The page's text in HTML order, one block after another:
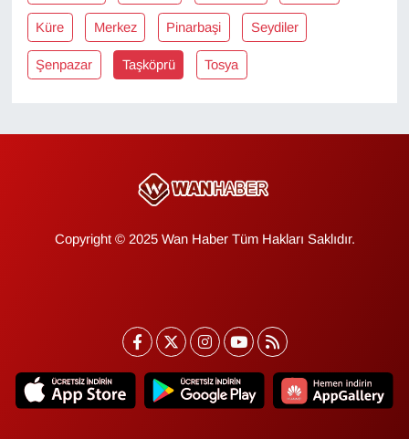
Küre Merkez Pinarbaşi Seydiler
Şenpazar Taşköprü Tosya
Copyright © 2025 Wan Haber Tüm Hakları Saklıdır.
KURDÎ
MAGAZİN
ONE EKONOMİ
Seri İlan